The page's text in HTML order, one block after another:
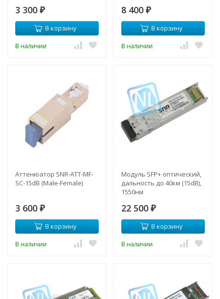
3 300 ₽
В корзину
В наличии
8 400 ₽
В корзину
В наличии
Аттенюатор SNR-ATT-MF-
SC-15dB (Male-Female)
3 600 ₽
В корзину
В наличии
Модуль SFP+ оптический,
дальность до 40км (15dB),
1550нм
22 500 ₽
В корзину
В наличии